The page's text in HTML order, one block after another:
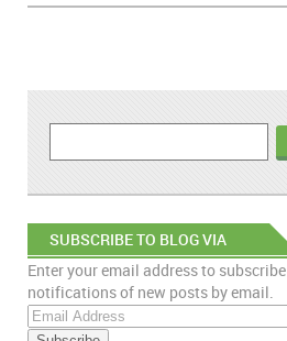
SUBSCRIBE TO BLOG VIA
EMAIL
Enter your email address to
notifications of new posts by email.
E
m